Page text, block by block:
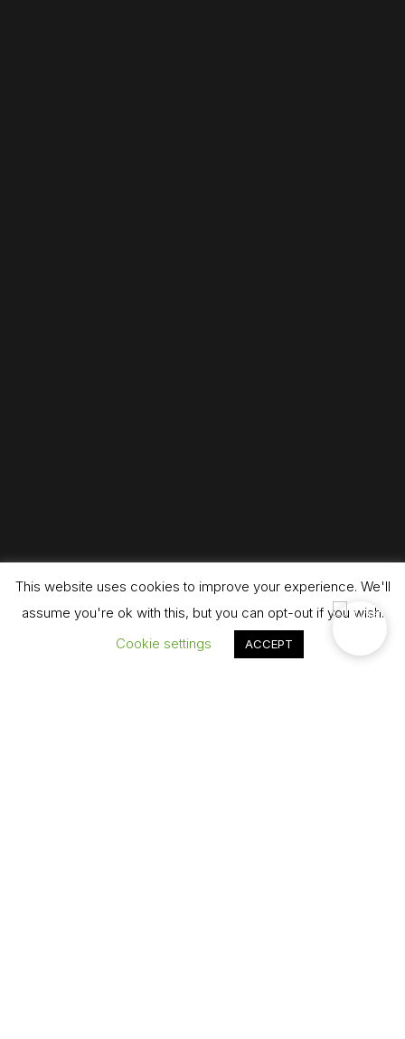
This website uses cookies to improve your experience. We'll
assume you're ok with this, but you can opt-out if you wish.
Cookie settings
ACCEPT